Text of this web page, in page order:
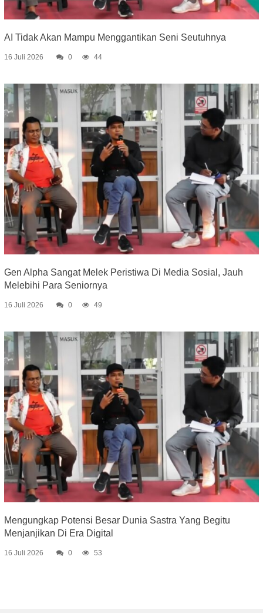
AI Tidak Akan Mampu Menggantikan Seni Seutuhnya
16 Juli 2026 0 44
Gen Alpha Sangat Melek Peristiwa Di Media Sosial, Jauh
Melebihi Para Seniornya
16 Juli 2026 0 49
Mengungkap Potensi Besar Dunia Sastra Yang Begitu
Menjanjikan Di Era Digital
16 Juli 2026 0 53